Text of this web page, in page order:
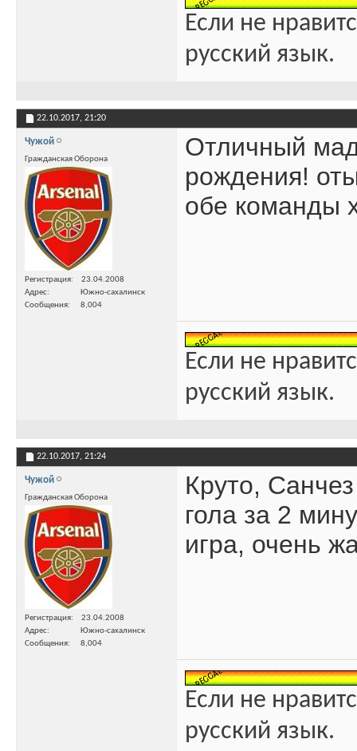
Если не
русский язык.
22.10.2017, 21:20
Чужой
Гражданская Оборона
Регистрация
23.04.2008
Адрес
Южно-сахалинск
Сообщения
8,004
Отличный
рождения!
обе команды
Если не
русский язык.
22.10.2017, 21:24
Чужой
Гражданская Оборона
Регистрация
23.04.2008
Адрес
Южно-сахалинск
Сообщения
8,004
Круто,
гола за 2
игра, очень
Если не
русский язык.